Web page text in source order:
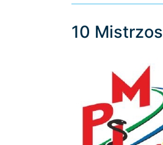
10